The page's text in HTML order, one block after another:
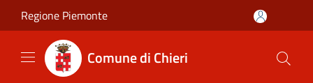
Salta al contenuto principale
Regione Piemonte
Comune di Chieri